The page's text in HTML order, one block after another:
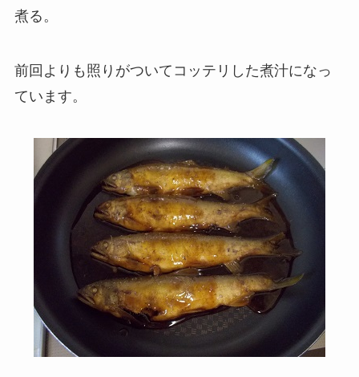
煮る。
前回よりも照りがついてコッテリした煮汁になっ
ています。